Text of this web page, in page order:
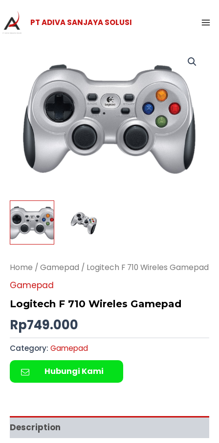
to
content
PT ADIVA SANJAYA SOLUSI
Home / Gamepad / Logitech F 710 Wireles Gamepad
Gamepad
Logitech F 710 Wireles Gamepad
Rp749.000
Category: Gamepad
Hubungi Kami
Description